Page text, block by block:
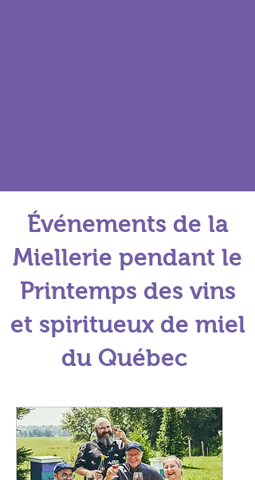
Événements de la
Miellerie pendant le
Printemps des vins
et spiritueux de miel
du Québec